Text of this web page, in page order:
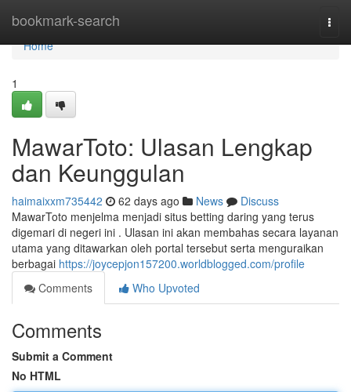
bookmark-search
Home
Home
1
MawarToto: Ulasan Lengkap
dan Keunggulan
haimaixxm735442 62 days ago News
Discuss
MawarToto menjelma menjadi situs betting daring yang terus
digemari di negeri ini . Ulasan ini akan membahas secara layanan
utama yang ditawarkan oleh portal tersebut serta menguraikan
berbagai https://joycepjon157200.worldblogged.com/profile
Comments
Who Upvoted
Comments
Submit a Comment
No HTML